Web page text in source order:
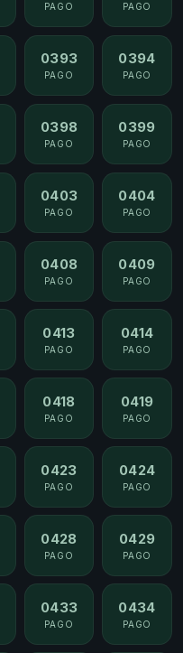
PAGO PAGO
0393
PAGO
0394
PAGO
0398
PAGO
0399
PAGO
0403
PAGO
0404
PAGO
0408
PAGO
0409
PAGO
0413
PAGO
0414
PAGO
0418
PAGO
0419
PAGO
0423
PAGO
0424
PAGO
0428
PAGO
0429
PAGO
0433
PAGO
0434
PAGO